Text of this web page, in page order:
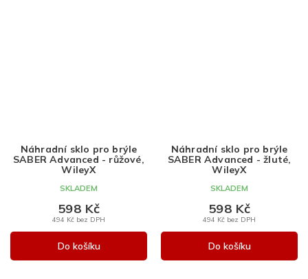
Náhradní sklo pro brýle
SABER Advanced - růžové,
WileyX
SKLADEM
494 Kč bez DPH
598 Kč
Do košíku
Náhradní sklo pro brýle
SABER Advanced - žluté,
WileyX
SKLADEM
494 Kč bez DPH
598 Kč
Do košíku